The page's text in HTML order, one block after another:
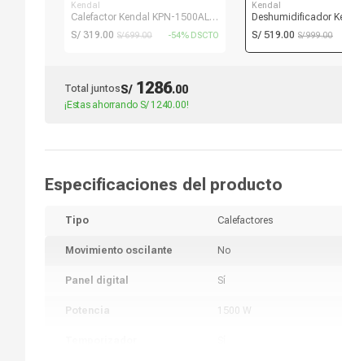
Kendal
Calefactor Kendal KPN-1500AL,
1500W, Wi-Fi, mural o piso,
S/ 319.00 S/ 699.00 -54% DSCTO
Kendal
Deshumidificador
PD12R, 12 litros,
S/ 519.00 S/ 999.00
Total juntosS/ 1286.00
¡Estas ahorrando S/ 1240.00!
Especificaciones del producto
Tipo Calefactores
Movimiento oscilante No
Panel digital Sí
Potencia 1500 W